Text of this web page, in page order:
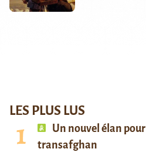
LES PLUS LUS
Un nouvel élan
transafghan